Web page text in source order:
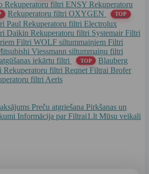
Rekuperatoru filtri ENSY Rekuperatoru
Rekuperatoru filtri OXYGEN TOP
Paul Rekuperatoru filtri Electrolux
Daikin Rekuperatoru filtri Systemair Filtri
Filtri WOLF siltummaiņiem Filtri
Viessmann siltummaiņu filtri
iekārtu filtri
TOP
Blauberg
Rekuperatoru filtri Reqnet Filtrai Brofer
filtri Aeris
Preču atgriešana Pirkšanas un
Informācija par Filtrai1.lt Mūsu veikali